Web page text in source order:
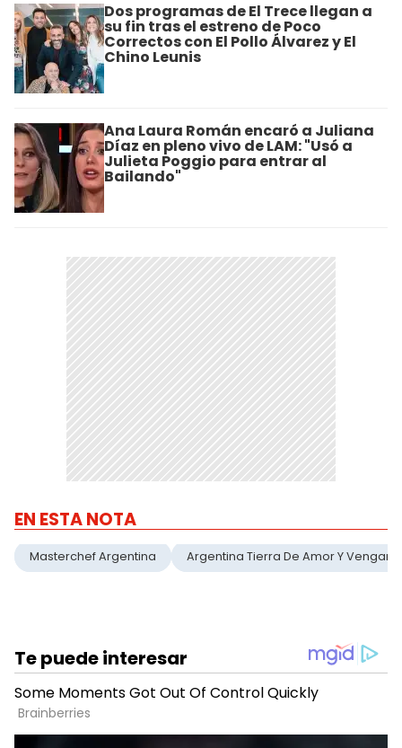
Dos programas de El Trece llegan a
su fin tras el estreno de Poco
Correctos con El Pollo Álvarez y El
Chino Leunis
Ana Laura Román encaró a Juliana
Díaz en pleno vivo de LAM: "Usó a
Julieta Poggio para entrar al
Bailando"
EN ESTA NOTA
Masterchef Argentina Argentina Tierra De Amor Y